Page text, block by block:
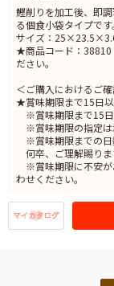
鰹削りを加工後、即
る個食小袋タイプです。
サイズ：
★商品コード：38810
ださい。
＜ご購入におけるご
★賞味期限まで15日以
※賞味期限まで15日
※賞味期限の指定は
※賞味期限までの日
何卒、ご理解賜りま
※賞味期限に不安が
わせください。